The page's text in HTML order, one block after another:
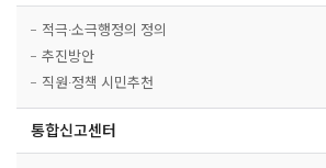
적극·소극행정의 정의
추진방안
직원·정책 시민추천
통합신고센터